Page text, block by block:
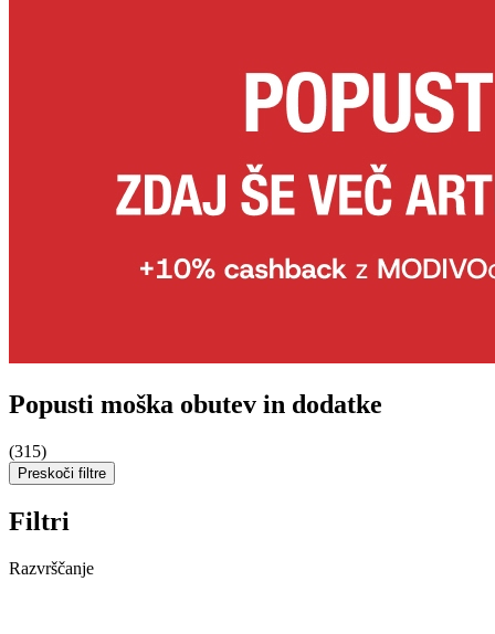
Popusti moška obutev in dodatke
(315)
Preskoči filtre
Filtri
Razvrščanje